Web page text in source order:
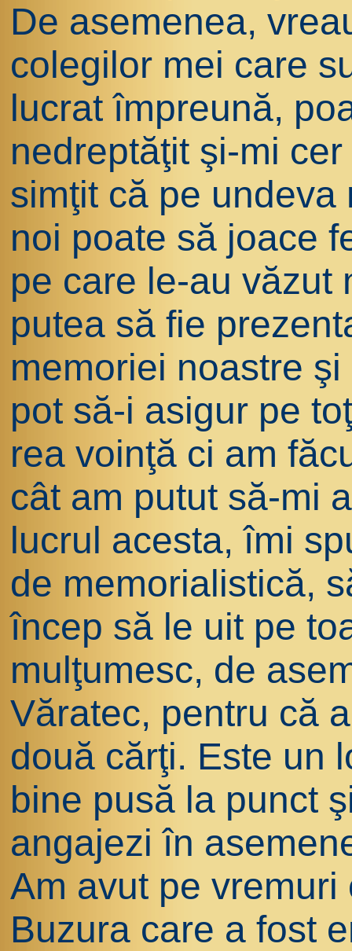
De asemenea,
colegilor mei care
lucrat împreună,
nedreptăţit şi-mi
simţit că pe
noi poate să joace
pe care le-au văzut
putea să fie
memoriei noastre
pot să-i asigur pe
rea voinţă ci am
cât am putut să-mi
lucrul acesta, îmi
de memorialistică,
încep să le uit pe
mulţumesc, de
Văratec, pentru că
două cărţi. Este un
bine pusă la punct
angajezi în
Am avut pe
Buzura care a fost